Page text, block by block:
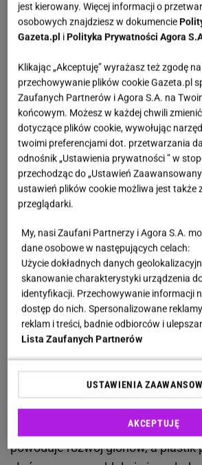
Zobacz wideoDr Sebastian
wodnym
Klasyczne beczki na deszczówkę
Właściciele domów zauważają
Klasyczne beczki na deszczówkę
jednym z najpopularniejszych
magazynowania wody opadowej.
więcej osób zaczęło jednak
wady. Szerokie i głębokie modele
miejsca, dlatego trudno ustawić je
domach lub na wąskich działkach.
przypadkach taki zbiornik staje się
elementem ogrodu i zaburza
przestrzeni.
Beczki o pojemności około pięciuset
zajmować tyle miejsca co
ogrodowy. Dodatkowym
konstrukcja, która sprzyja
owadów i innych zabrudzeń.
powoduje rozwój glonów, a plastik
jest kierowany. Więcej informacji o
osobowych znajdziesz w dokumencie
Gazeta.pl iPolityka Prywatności Agora
Klikając „Akceptuję” wyrażasz też zgodę
przechowywanie plików cookie Gazeta.pl
Zaufanych Partnerów i Agora S.A. na
końcowym. Możesz w każdej chwili
dotyczące plików cookie, wywołując
twoimi preferencjami dot. przetwarzania
odnośnik „Ustawienia prywatności ” w
przechodząc do „Ustawień
ustawień plików cookie możliwa jest także
przeglądarki.
My, nasi Zaufani Partnerzy i Agora S.A.
dane osobowe w następujących celach:
Użycie dokładnych danych
skanowanie charakterystyki urządzenia
identyfikacji. Przechowywanie informacji
dostęp do nich. Spersonalizowane
reklam i treści, badnie odbiorców i
Lista Zaufanych Partnerów
USTAWIENIA
AKCEPTUJĘ